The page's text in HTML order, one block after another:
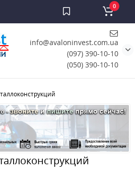
info@avaloninvest.com.ua
(097) 390-10-10
(050) 390-10-10
0